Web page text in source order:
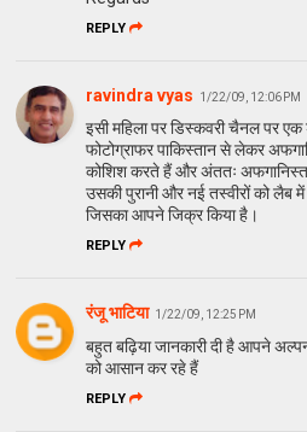
REPLY
ravindra vyas 1/22/09, 12:06 PM
इसी महिला पर डिस्कवरी चैनल पर
फोटोग्राफर पाकिस्तान से लेकर
कोशिश करते हैं और अंततः
उसकी पुरानी और नई तस्वीरों को लैब
जिसका आपने जिक्र किया है।
REPLY
रंजू भाटिया 1/22/09, 12:25 PM
बहुत बढ़िया जानकारी दी है आपने
को आसान कर रहे हैं
REPLY